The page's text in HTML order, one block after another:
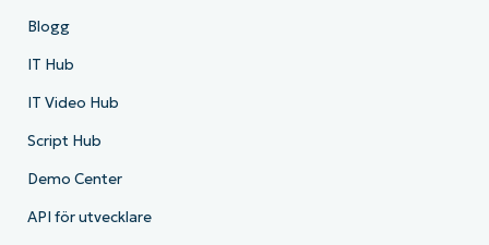
Blogg
IT Hub
IT Video Hub
Script Hub
Demo Center
API för utvecklare